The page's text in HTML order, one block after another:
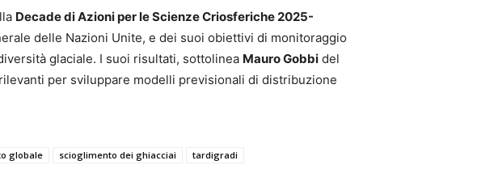
Decade di Azioni per le Scienze Criosferiche 2025-
delle Nazioni Unite, e dei suoi obiettivi di monitoraggio
glaciale. I suoi risultati, sottolinea Mauro Gobbi del
per sviluppare modelli previsionali di distribuzione
globale scioglimento dei ghiacciai tardigradi